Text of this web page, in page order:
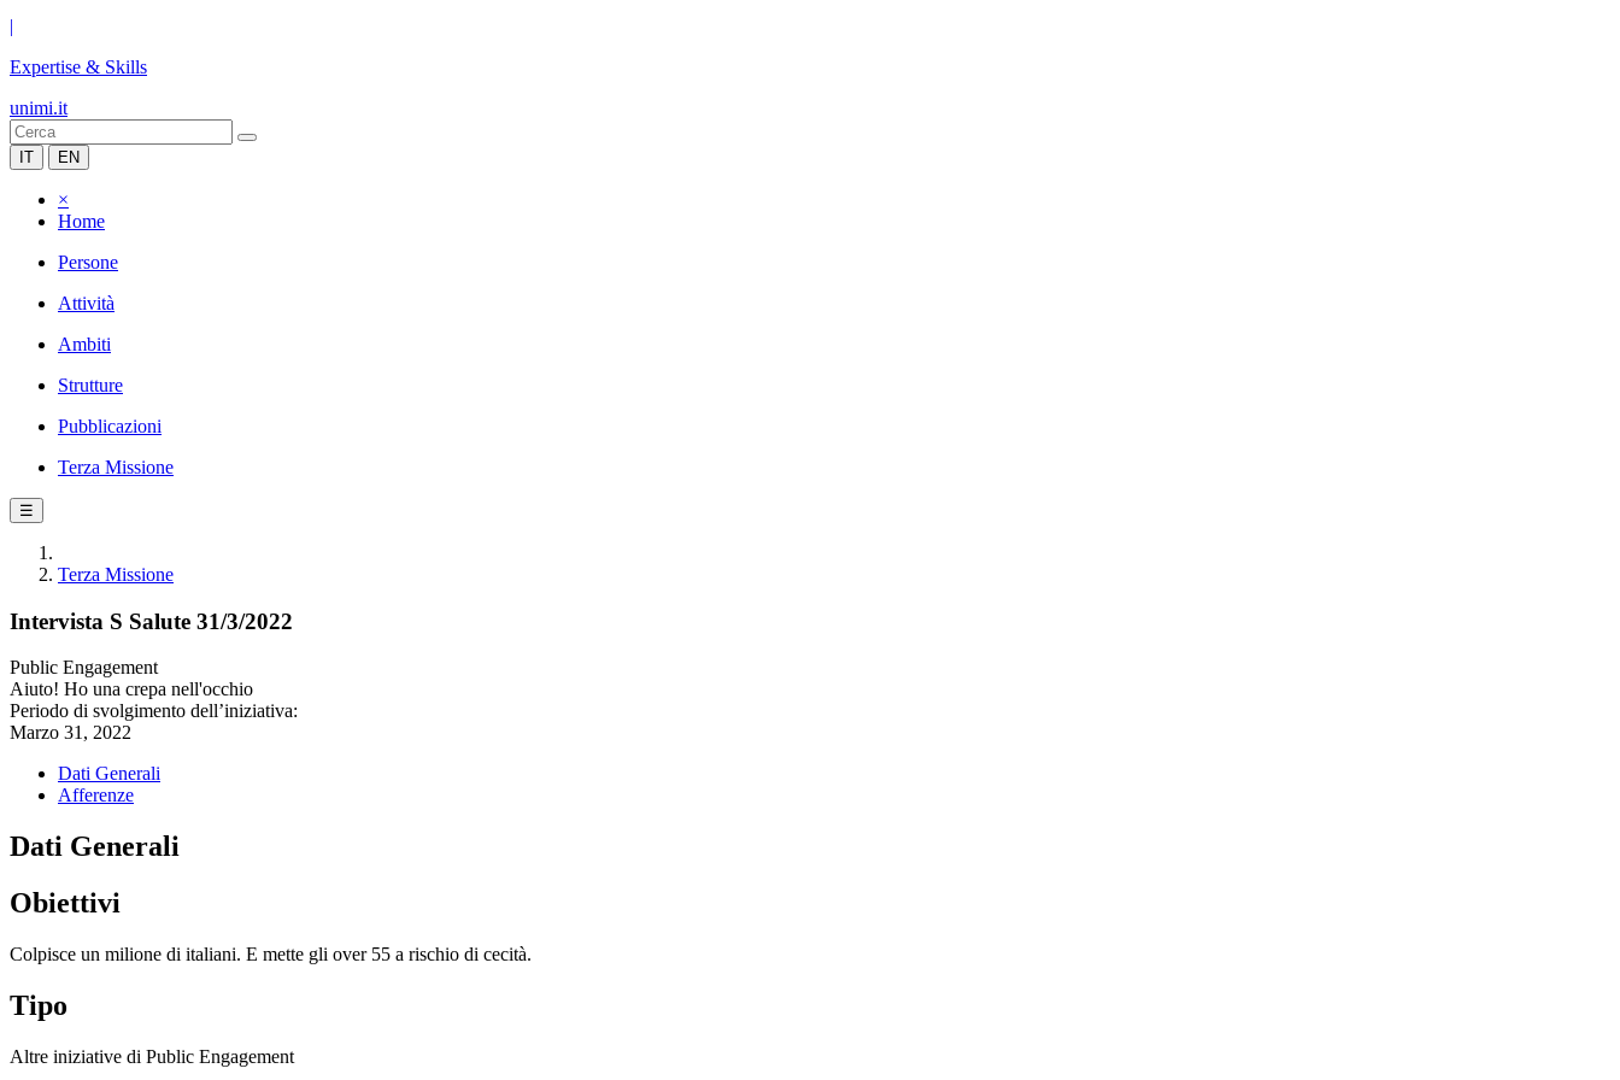
|
Expertise & Skills
unimi.it
IT EN
×
Home
Persone
Attività
Ambiti
Strutture
Pubblicazioni
Terza Missione
☰
Terza Missione
Intervista S Salute 31/3/2022
Public Engagement
Aiuto! Ho una crepa nell'occhio
Periodo di svolgimento dell’iniziativa:
Marzo 31, 2022
Dati Generali
Afferenze
Dati Generali
Obiettivi
Colpisce un milione di italiani. E mette gli over 55 a rischio di cecità.
Tipo
Altre iniziative di Public Engagement